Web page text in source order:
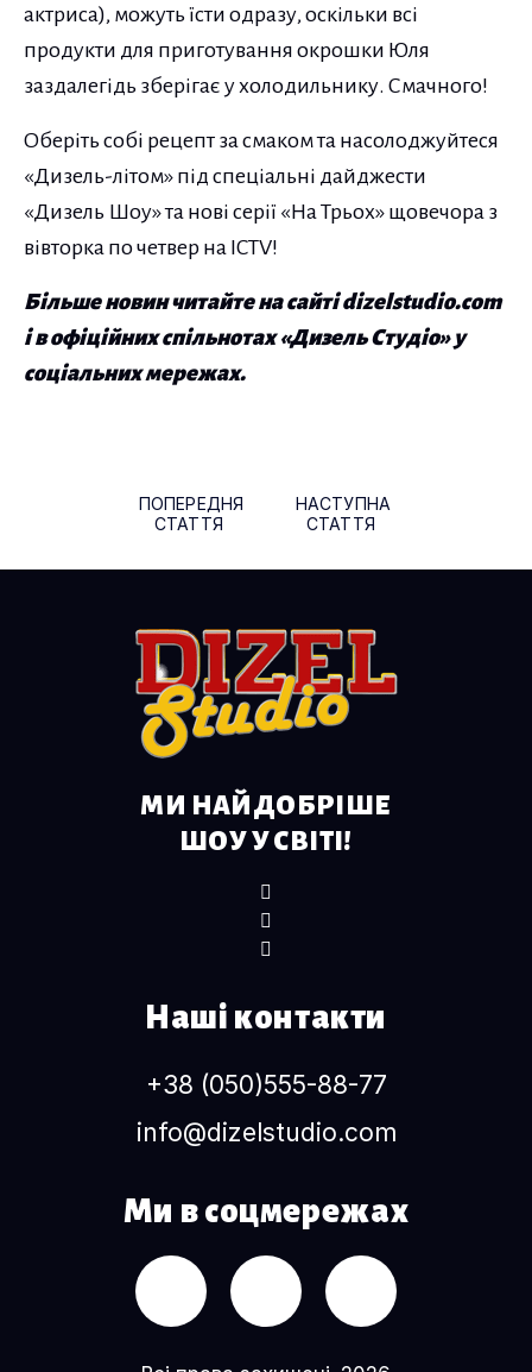
актриса), можуть їсти одразу, оскільки всі
продукти для приготування окрошки Юля
заздалегідь зберігає у холодильнику. Смачного!
Оберіть собі рецепт за смаком та насолоджуйтеся
«Дизель-літом» під спеціальні дайджести
«Дизель Шоу» та нові серії «На Трьох» щовечора з
вівторка по четвер на ICTV!
Більше новин читайте на сайті dizelstudio.com
і в офіційних спільнотах «Дизель Студіо» у
соціальних мережах.
ПОПЕРЕДНЯ
СТАТТЯ
НАСТУПНА
СТАТТЯ
МИ НАЙДОБРІШЕ
ШОУ У СВІТІ!
Наші контакти
+38 (050)555-88-77
info@dizelstudio.com
Ми в соцмережах